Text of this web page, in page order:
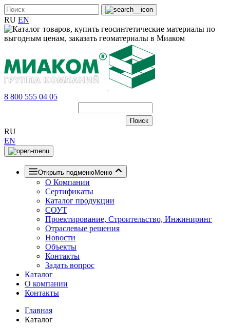
RU EN
8 800 555 04 05
RU
EN
Открыть подменюМеню
О Компании
Сертификаты
Каталог продукции
СОУТ
Проектирование, Строительство, Инжиниринг
Отраслевые решения
Новости
Объекты
Контакты
Задать вопрос
Каталог
О компании
Контакты
Главная
Каталог